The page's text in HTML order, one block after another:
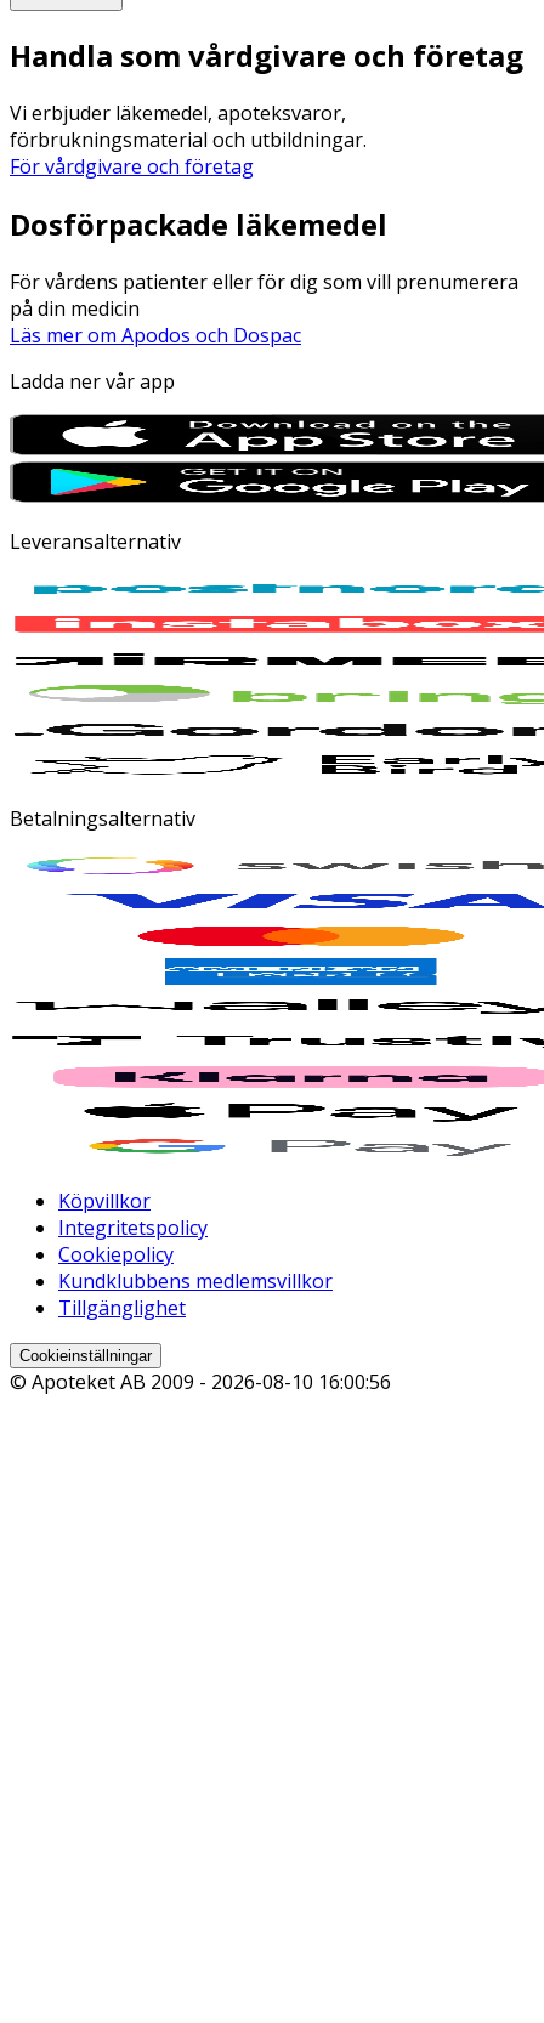
Handla som vårdgivare och företag
Vi erbjuder läkemedel, apoteksvaror,
förbrukningsmaterial och utbildningar.
För vårdgivare och företag
Dosförpackade läkemedel
För vårdens patienter eller för dig som vill prenumerera
på din medicin
Läs mer om Apodos och Dospac
Ladda ner vår app
Leveransalternativ
Betalningsalternativ
Köpvillkor
Integritetspolicy
Cookiepolicy
Kundklubbens medlemsvillkor
Tillgänglighet
Cookieinställningar
© Apoteket AB 2009 - 2026-08-10 16:00:56